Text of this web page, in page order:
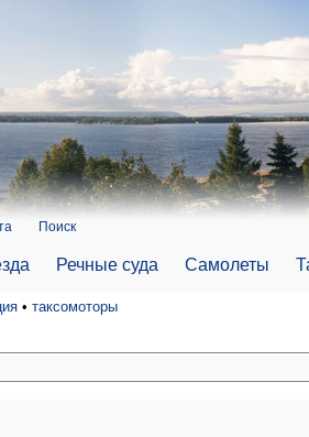
Поиск
Речные суда Самолеты
• таксомоторы